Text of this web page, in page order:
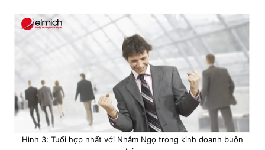
Hình 3: Tuổi hợp nhất với Nhâm Ngọ trong kinh doanh buôn